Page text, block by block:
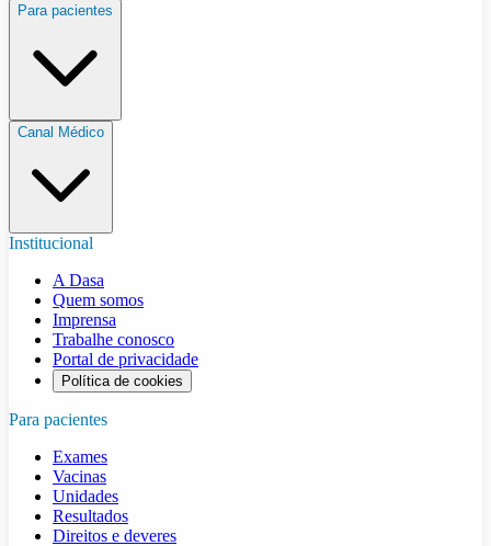
Para pacientes
Canal Médico
Institucional
A Dasa
Quem somos
Imprensa
Trabalhe conosco
Portal de privacidade
Política de cookies
Para pacientes
Exames
Vacinas
Unidades
Resultados
Direitos e deveres